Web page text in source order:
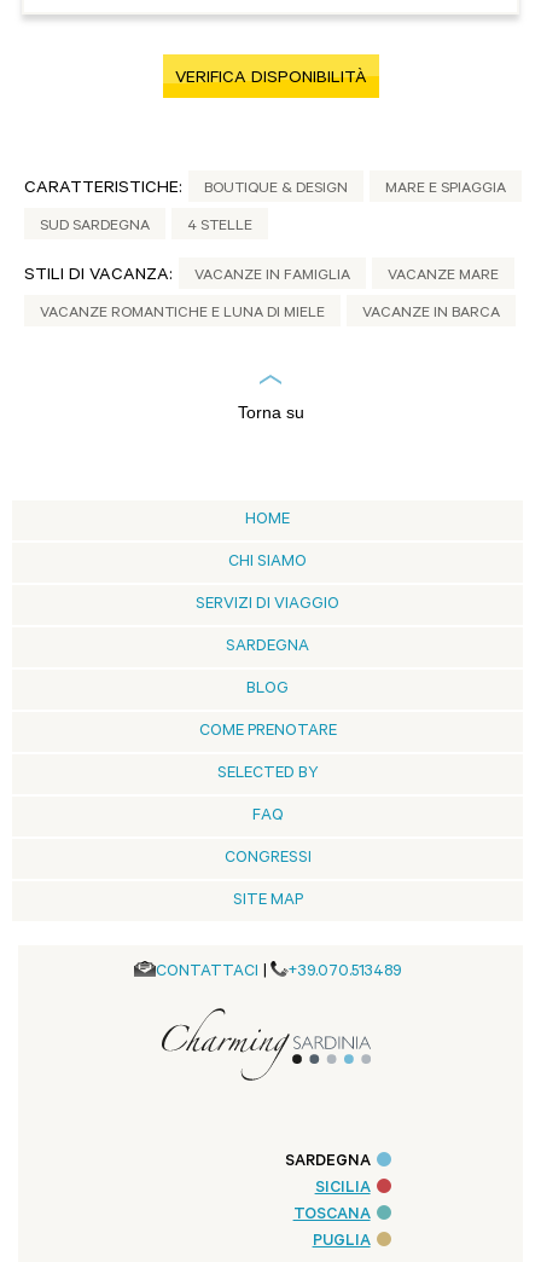
VERIFICA DISPONIBILITÀ
CARATTERISTICHE: BOUTIQUE & DESIGN MARE E SPIAGGIA
SUD SARDEGNA 4 STELLE
STILI DI VACANZA: VACANZE IN FAMIGLIA VACANZE MARE
VACANZE ROMANTICHE E LUNA DI MIELE VACANZE IN BARCA
Torna su
HOME
CHI SIAMO
SERVIZI DI VIAGGIO
SARDEGNA
BLOG
COME PRENOTARE
SELECTED BY
FAQ
CONGRESSI
SITE MAP
CONTATTACI +39.070.513489
SARDEGNA
SICILIA
TOSCANA
PUGLIA